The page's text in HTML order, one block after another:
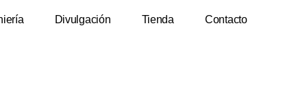
Divulgación Tienda Contacto